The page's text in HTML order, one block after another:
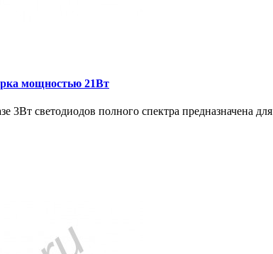
мощностью 21Вт
3Вт светодиодов полного спектра предназначена